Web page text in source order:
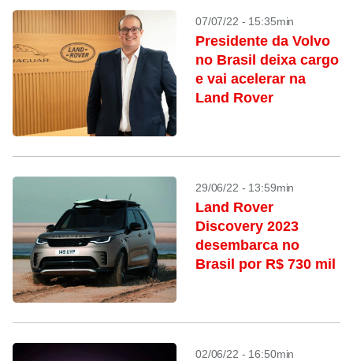
07/07/22 - 15:35min
Presidente da Volvo
no Brasil deixa cargo
e vai acelerar na
Land Rover
29/06/22 - 13:59min
Land Rover
Discovery 2023
desembarca no
Brasil por R$ 730 mil
02/06/22 - 16:50min